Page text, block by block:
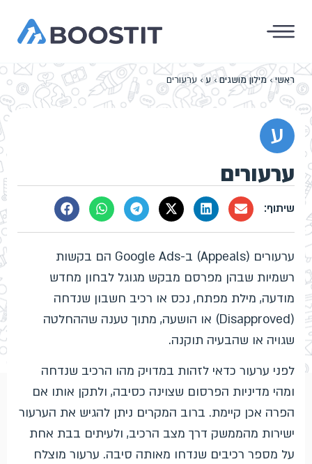
ראשי›מילון מושגים›ע› ערעורים
ע
ערעורים
ערעורים (Appeals) ב-Google Ads הם בקשות
רשמיות שבהן מפרסם מבקש מגוגל לבחון מחדש
מודעה, מילת מפתח, נכס או רכיב חשבון שנדחה
(Disapproved) או הושעה, מתוך טענה שההחלטה
שגויה או שהבעיה תוקנה.
לפני ערעור כדאי לזהות במדויק מהו הרכיב שנדחה
ומהי מדיניות הפרסום שצוינה כסיבה, ולתקן אותו אם
הפרה אכן קיימת. ברוב המקרים ניתן להגיש את הערעור
ישירות מהממשק דרך מצב הרכיב, ולעיתים בבת אחת
על מספר רכיבים שנדחו מאותה סיבה. ערעור מוצלח